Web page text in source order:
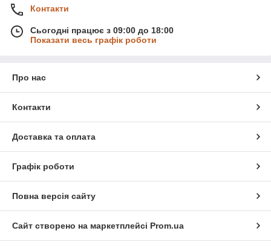
Контакти
Сьогодні працює з 09:00 до 18:00
Показати весь графік роботи
Про нас
Контакти
Доставка та оплата
Графік роботи
Повна версія сайту
Сайт створено на маркетплейсі Prom.ua